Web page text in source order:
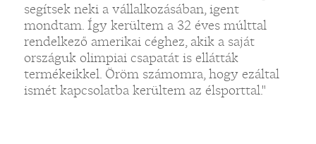
segítsek neki a vállalkozásában, igent
mondtam. Így kerültem a 32 éves múlttal
rendelkező amerikai céghez, akik a saját
országuk olimpiai csapatát is ellátták
termékeikkel. Öröm számomra, hogy ezáltal
ismét kapcsolatba kerültem az élsporttal."